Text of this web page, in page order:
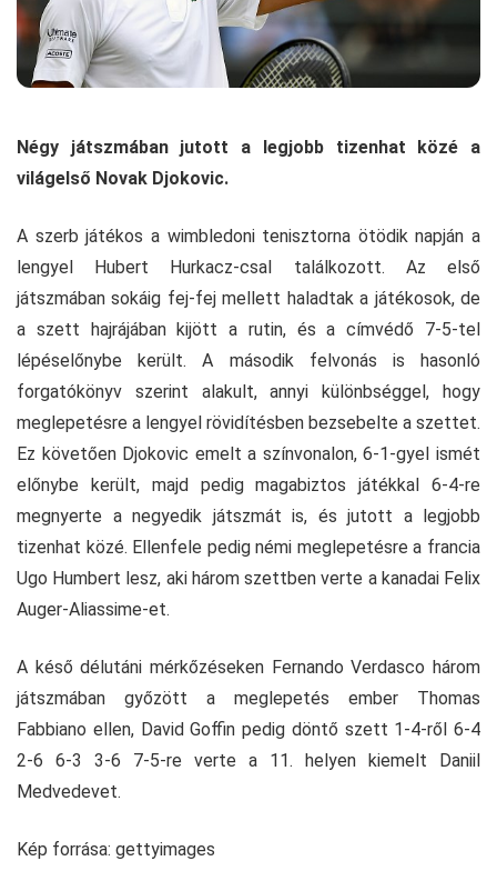
Négy játszmában jutott a legjobb tizenhat közé a
világelső Novak Djokovic.
A szerb játékos a wimbledoni tenisztorna ötödik napján a
lengyel Hubert Hurkacz-csal találkozott. Az első
játszmában sokáig fej-fej mellett haladtak a játékosok, de
a szett hajrájában kijött a rutin, és a címvédő 7-5-tel
lépéselőnybe került. A második felvonás is hasonló
forgatókönyv szerint alakult, annyi különbséggel, hogy
meglepetésre a lengyel rövidítésben bezsebelte a szettet.
Ez követően Djokovic emelt a színvonalon, 6-1-gyel ismét
előnybe került, majd pedig magabiztos játékkal 6-4-re
megnyerte a negyedik játszmát is, és jutott a legjobb
tizenhat közé. Ellenfele pedig némi meglepetésre a francia
Ugo Humbert lesz, aki három szettben verte a kanadai Felix
Auger-Aliassime-et.
A késő délutáni mérkőzéseken Fernando Verdasco három
játszmában győzött a meglepetés ember Thomas
Fabbiano ellen, David Goffin pedig döntő szett 1-4-ről 6-4
2-6 6-3 3-6 7-5-re verte a 11. helyen kiemelt Daniil
Medvedevet.
Kép forrása: gettyimages